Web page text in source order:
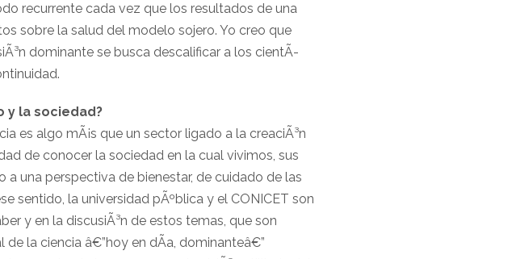
recurrente cada vez que los resultados de una
sobre la salud del modelo sojero. Yo creo que
dominante se busca descalificar a los cientÃ­
y la sociedad?
es algo mÃ¡s que un sector ligado a la creaciÃ³n
de conocer la sociedad en la cual vivimos, sus
una perspectiva de bienestar, de cuidado de las
sentido, la universidad pÃºblica y el CONICET son
y en la discusiÃ³n de estos temas, que son
la ciencia â€”hoy en dÃ­a, dominanteâ€”